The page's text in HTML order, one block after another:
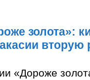
золота»:
вторую
«Дороже